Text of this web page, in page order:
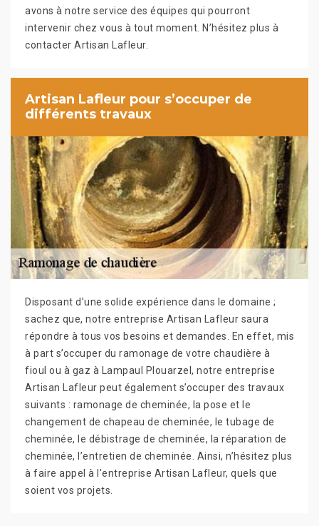
avons à notre service des équipes qui pourront
intervenir chez vous à tout moment. N’hésitez plus à
contacter Artisan Lafleur.
Artisan Lafleur pour s’occuper de
différents travaux
Disposant d’une solide expérience dans le domaine ;
sachez que, notre entreprise Artisan Lafleur saura
répondre à tous vos besoins et demandes. En effet, mis
à part s’occuper du ramonage de votre chaudière à
fioul ou à gaz à Lampaul Plouarzel, notre entreprise
Artisan Lafleur peut également s’occuper des travaux
suivants : ramonage de cheminée, la pose et le
changement de chapeau de cheminée, le tubage de
cheminée, le débistrage de cheminée, la réparation de
cheminée, l’entretien de cheminée. Ainsi, n’hésitez plus
à faire appel à l'entreprise Artisan Lafleur, quels que
soient vos projets.